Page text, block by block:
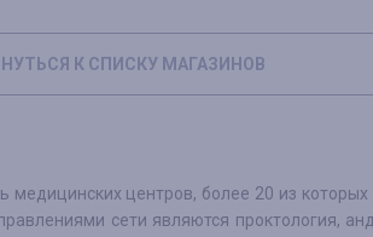
К СПИСКУ МАГАЗИНОВ
медицинских центров, более 20 из которых
сети являются проктология,